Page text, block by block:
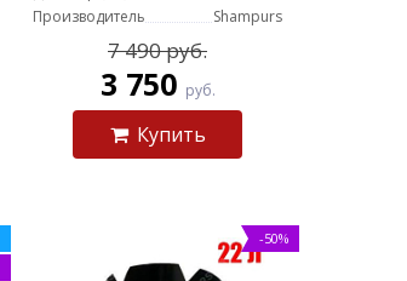
Производитель
Shampurs
7 490 руб.
3 750 руб.
Купить
-50%